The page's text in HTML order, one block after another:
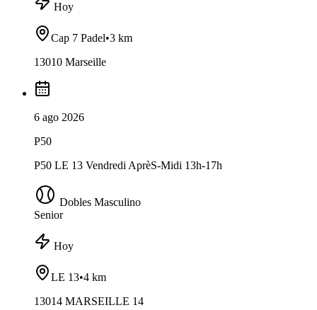
Hoy
Cap 7 Padel•3 km
13010 Marseille
6 ago 2026
P50
P50 LE 13 Vendredi AprèS-Midi 13h-17h
Dobles Masculino
Senior
Hoy
LE 13•4 km
13014 MARSEILLE 14